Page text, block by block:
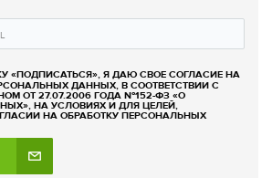
«ПОДПИСАТЬСЯ», Я ДАЮ СВОЕ СОГЛАСИЕ НА
ДАННЫХ, В СООТВЕТСТВИИ С
ОТ 27.07.2006 ГОДА №152-ФЗ «О
НА УСЛОВИЯХ И ДЛЯ ЦЕЛЕЙ,
НА ОБРАБОТКУ ПЕРСОНАЛЬНЫХ